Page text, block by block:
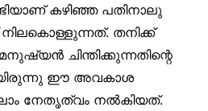
കഴിഞ്ഞ പതിനാലു
നിലകൊള്ളുന്നത്. തനിക്ക്
ചിന്തിക്കുന്നതിന്റെ
ഈ അവകാശ
നേതൃത്വം നൽകിയത്.